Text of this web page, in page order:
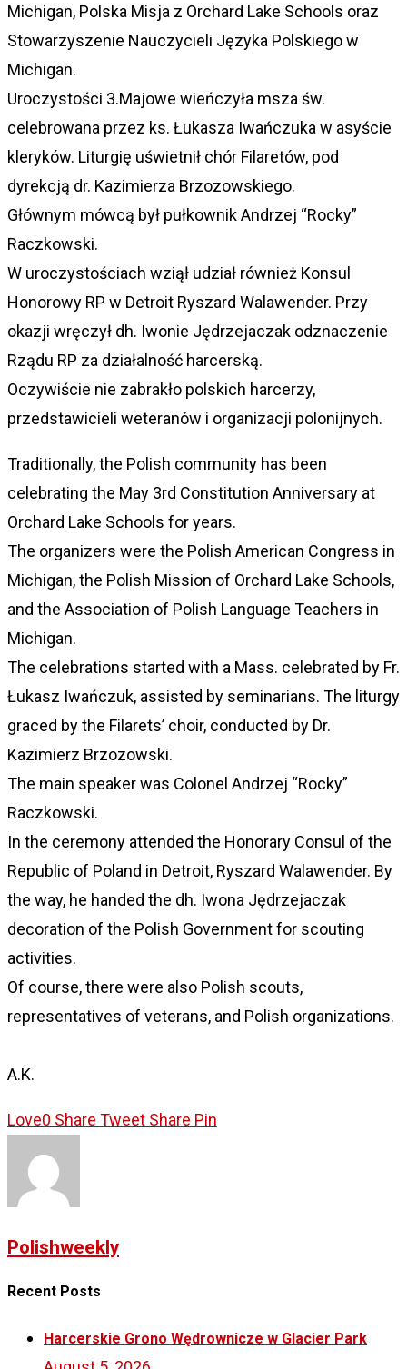
Michigan, Polska Misja z Orchard Lake Schools oraz
Stowarzyszenie Nauczycieli Języka Polskiego w
Michigan.
Uroczystości 3.Majowe wieńczyła msza św.
celebrowana przez ks. Łukasza Iwańczuka w asyście
kleryków. Liturgię uświetnił chór Filaretów, pod
dyrekcją dr. Kazimierza Brzozowskiego.
Głównym mówcą był pułkownik Andrzej “Rocky”
Raczkowski.
W uroczystościach wziął udział również Konsul
Honorowy RP w Detroit Ryszard Walawender. Przy
okazji wręczył dh. Iwonie Jędrzejaczak odznaczenie
Rządu RP za działalność harcerską.
Oczywiście nie zabrakło polskich harcerzy,
przedstawicieli weteranów i organizacji polonijnych.
Traditionally, the Polish community has been
celebrating the May 3rd Constitution Anniversary at
Orchard Lake Schools for years.
The organizers were the Polish American Congress in
Michigan, the Polish Mission of Orchard Lake Schools,
and the Association of Polish Language Teachers in
Michigan.
The celebrations started with a Mass. celebrated by Fr.
Łukasz Iwańczuk, assisted by seminarians. The liturgy
graced by the Filarets’ choir, conducted by Dr.
Kazimierz Brzozowski.
The main speaker was Colonel Andrzej “Rocky”
Raczkowski.
In the ceremony attended the Honorary Consul of the
Republic of Poland in Detroit, Ryszard Walawender. By
the way, he handed the dh. Iwona Jędrzejaczak
decoration of the Polish Government for scouting
activities.
Of course, there were also Polish scouts,
representatives of veterans, and Polish organizations.
A.K.
Love0 Share Tweet Share Pin
Polishweekly
Recent Posts
Harcerskie Grono Wędrownicze w Glacier Park